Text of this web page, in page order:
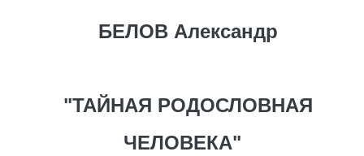
БЕЛОВ Александр
"ТАЙНАЯ РОДОСЛОВНАЯ
ЧЕЛОВЕКА"